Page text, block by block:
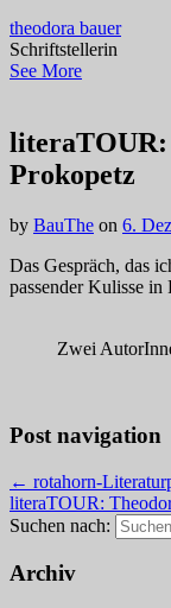
theodora bauer
Schriftstellerin
See More
literaTOUR:
Prokopetz
by BauThe on 6.
Das Gespräch, das
passender Kulisse
Zwei
Post navigation
← rotahorn-
literaTOUR:
Suchen nach:
Archiv